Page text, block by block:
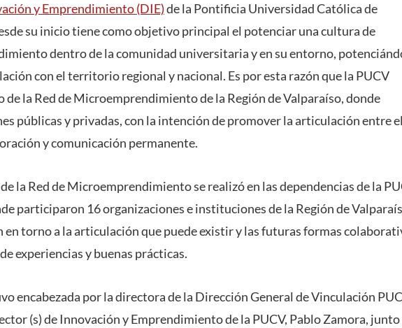
y Emprendimiento (DIE)de la Pontificia Universidad Católica de
su inicio tiene como objetivo principal el potenciar una cultura de
dentro de la comunidad universitaria y en su entorno,
con el territorio regional y nacional. Es por esta razón que la PUCV
la Red de Microemprendimiento de la Región de Valparaíso, donde
públicas y privadas, con la intención de promover la articulación entre
y comunicación permanente.
la Red de Microemprendimiento se realizó en las dependencias de la
participaron 16 organizaciones e instituciones de la Región de
torno a la articulación que puede existir y las futuras formas
experiencias y buenas prácticas.
encabezada por la directora de la Dirección General de Vinculación
(s) de Innovación y Emprendimiento de la PUCV, Pablo Zamora, junto